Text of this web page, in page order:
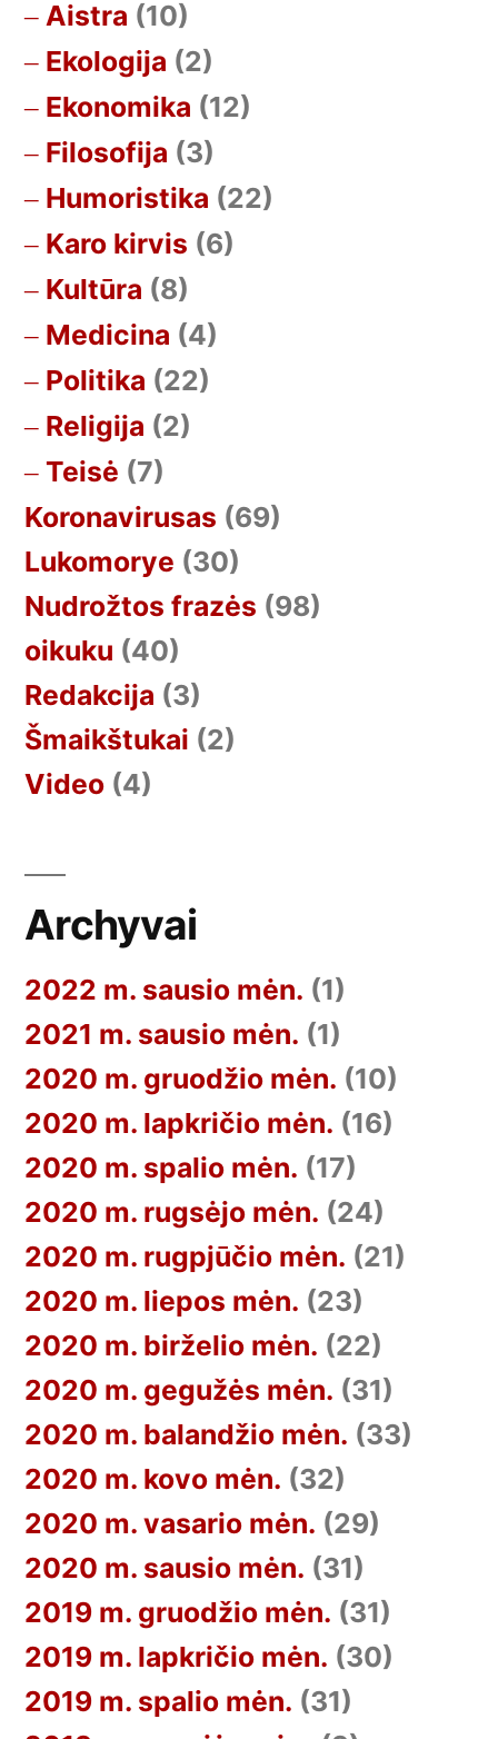
Aistra (10)
Ekologija (2)
Ekonomika (12)
Filosofija (3)
Humoristika (22)
Karo kirvis (6)
Kultūra (8)
Medicina (4)
Politika (22)
Religija (2)
Teisė (7)
Koronavirusas (69)
Lukomorye (30)
Nudrožtos frazės (98)
oikuku (40)
Redakcija (3)
Šmaikštukai (2)
Video (4)
Archyvai
2022 m. sausio mėn. (1)
2021 m. sausio mėn. (1)
2020 m. gruodžio mėn. (10)
2020 m. lapkričio mėn. (16)
2020 m. spalio mėn. (17)
2020 m. rugsėjo mėn. (24)
2020 m. rugpjūčio mėn. (21)
2020 m. liepos mėn. (23)
2020 m. birželio mėn. (22)
2020 m. gegužės mėn. (31)
2020 m. balandžio mėn. (33)
2020 m. kovo mėn. (32)
2020 m. vasario mėn. (29)
2020 m. sausio mėn. (31)
2019 m. gruodžio mėn. (31)
2019 m. lapkričio mėn. (30)
2019 m. spalio mėn. (31)